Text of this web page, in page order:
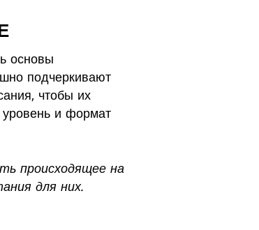
основы
подчеркивают
чтобы их
уровень и формат
происходящее на
для них.